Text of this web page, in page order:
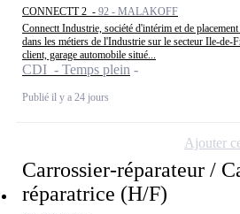
CONNECTT 2 - 92 - MALAKOFF
Connectt Industrie, société d'intérim et de
dans les métiers de l'Industrie sur le secteur Ile-de-
client, garage automobile situé...
CDI - Temps plein
Publié il y a 24 jours
Carrossier-réparateur /
réparatrice (H/F)
Ajouter